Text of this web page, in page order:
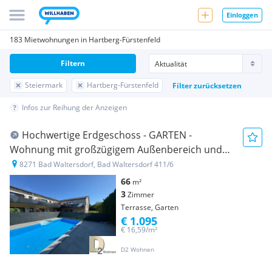
Einloggen
183 Mietwohnungen in Hartberg-Fürstenfeld
Steiermark Hartberg-Fürstenfeld Filter zurücksetzen
Filtern
Infos zur Reihung der Anzeigen
Hochwertige Erdgeschoss - GARTEN -
Wohnung mit großzügigem Außenbereich und
moderner Ausstattung
8271 Bad Waltersdorf, Bad Waltersdorf 411/6
66 m²
3Zimmer
Terrasse, Garten
D2 Wohnen
€ 16,59/m²
€ 1.095